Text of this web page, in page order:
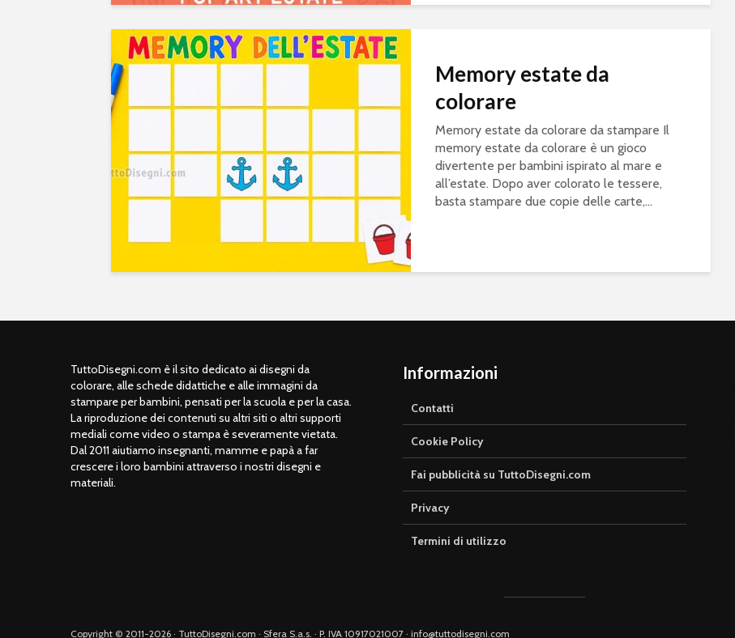
Memory estate da
colorare
Memory estate da colorare da stampare Il
memory estate da colorare è un gioco
divertente per bambini ispirato al mare e
all’estate. Dopo aver colorato le tessere,
basta stampare due copie delle carte,...
TuttoDisegni.com è il sito dedicato ai disegni da
colorare, alle schede didattiche e alle immagini da
stampare per bambini, pensati per la scuola e per la casa.
La riproduzione dei contenuti su altri siti o altri supporti
mediali come video o stampa è severamente vietata.
Dal 2011 aiutiamo insegnanti, mamme e papà a far
crescere i loro bambini attraverso i nostri disegni e
materiali.
Informazioni
Contatti
Cookie Policy
Fai pubblicità su TuttoDisegni.com
Privacy
Termini di utilizzo
Copyright © 2011-2026 · TuttoDisegni.com · Sfera S.a.s. · P. IVA 10917021007 · info@tuttodisegni.com